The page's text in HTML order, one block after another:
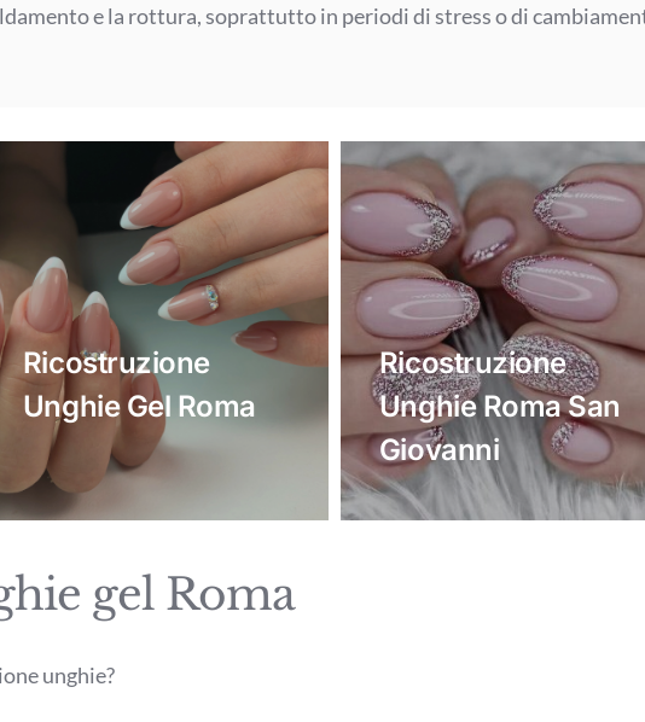
e la rottura, soprattutto in periodi di stress o di
Ricostruzione
Unghie Gel Roma
Ricostruzione
Unghie Roma San
Giovanni
gel Roma
unghie?